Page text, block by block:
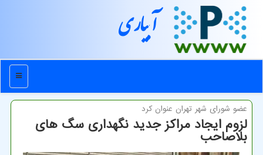
آبیاری
منو
عضو شورای شهر تهران عنوان كرد
لزوم ایجاد مراكز جدید نگهداری سگ های
بلاصاحب